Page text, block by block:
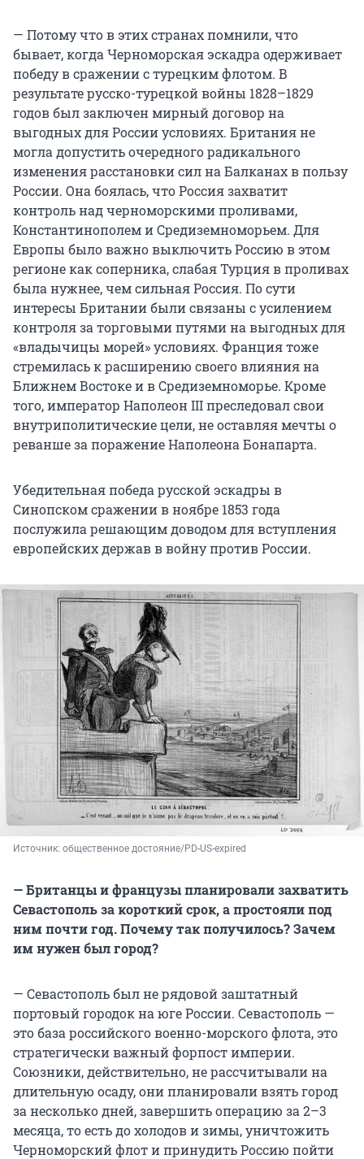
— Потому что в этих странах помнили, что
бывает, когда Черноморская эскадра одерживает
победу в сражении с турецким флотом. В
результате русско-турецкой войны 1828–1829
годов был заключен мирный договор на
выгодных для России условиях. Британия не
могла допустить очередного радикального
изменения расстановки сил на Балканах в пользу
России. Она боялась, что Россия захватит
контроль над черноморскими проливами,
Константинополем и Средиземноморьем. Для
Европы было важно выключить Россию в этом
регионе как соперника, слабая Турция в проливах
была нужнее, чем сильная Россия. По сути
интересы Британии были связаны с усилением
контроля за торговыми путями на выгодных для
«владычицы морей» условиях. Франция тоже
стремилась к расширению своего влияния на
Ближнем Востоке и в Средиземноморье. Кроме
того, император Наполеон III преследовал свои
внутриполитические цели, не оставляя мечты о
реванше за поражение Наполеона Бонапарта.
Убедительная победа русской эскадры в
Синопском сражении в ноябре 1853 года
послужила решающим доводом для вступления
европейских держав в войну против России.
Источник: общественное достояние/PD-US-expired
— Британцы и французы планировали захватить
Севастополь за короткий срок, а простояли под
ним почти год. Почему так получилось? Зачем
им нужен был город?
— Севастополь был не рядовой заштатный
портовый городок на юге России. Севастополь —
это база российского военно-морского флота, это
стратегически важный форпост империи.
Союзники, действительно, не рассчитывали на
длительную осаду, они планировали взять город
за несколько дней, завершить операцию за 2–3
месяца, то есть до холодов и зимы, уничтожить
Черноморский флот и принудить Россию пойти